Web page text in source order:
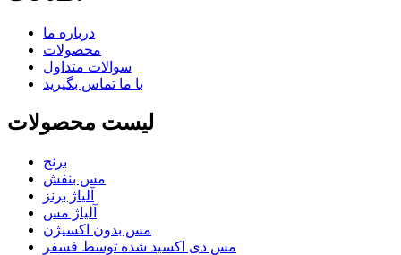
درباره ما
محصولات
سوالات متداول
با ما تماس بگیرید
لیست محصولات
برنج
مس بنفش
آلیاژ برنز
آلیاژ مس
مس بدون اکسیژن
مس دی اکسید شده توسط فسفر